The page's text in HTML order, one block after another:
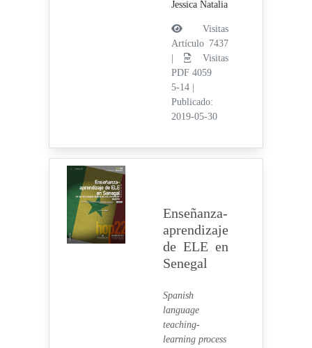
Jessica Natalia
Visitas
Artículo 7437
|
Visitas
PDF 4059
5-14
Publicado:
2019-05-30
Enseñanza-
aprendizaje
de ELE en
Senegal
Spanish
language
teaching-
learning process